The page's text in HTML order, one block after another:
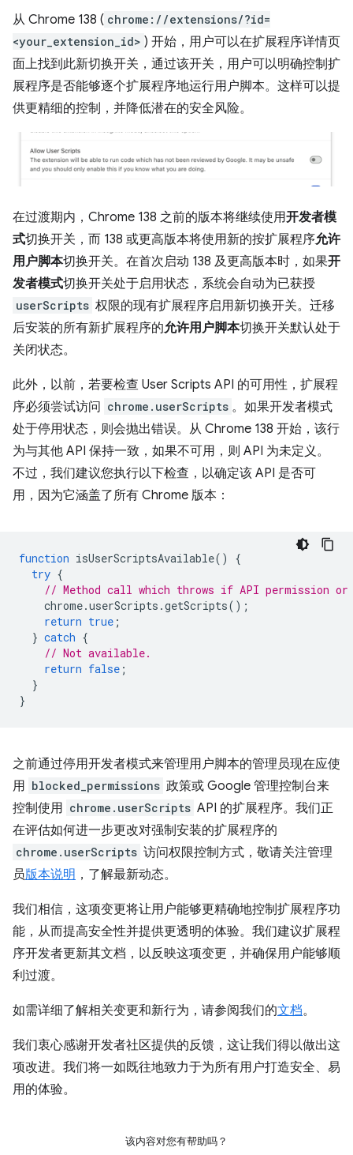
从 Chrome 138 ( chrome://extensions/?id=
<your_extension_id> ) 开始，用户可以在扩展程序详情页
面上找到此新切换开关，通过该开关，用户可以明确控制扩
展程序是否能够逐个扩展程序地运行用户脚本。这样可以提
供更精细的控制，并降低潜在的安全风险。
在过渡期内，Chrome 138 之前的版本将继续使用开发者模
式切换开关，而 138 或更高版本将使用新的按扩展程序允许
用户脚本切换开关。在首次启动 138 及更高版本时，如果开
发者模式切换开关处于启用状态，系统会自动为已获授
userScripts 权限的现有扩展程序启用新切换开关。迁移
后安装的所有新扩展程序的允许用户脚本切换开关默认处于
关闭状态。
此外，以前，若要检查 User Scripts API 的可用性，扩展程
序必须尝试访问 chrome.userScripts 。如果开发者模式
处于停用状态，则会抛出错误。从 Chrome 138 开始，该行
为与其他 API 保持一致，如果不可用，则 API 为未定义。
不过，我们建议您执行以下检查，以确定该 API 是否可
用，因为它涵盖了所有 Chrome 版本：
function isUserScriptsAvailable()
{
try {
// Method call which throws if API permission
chrome.userScripts .getScripts();
return true ;
} catch {
// Not available.
return false ;
}
}
之前通过停用开发者模式来管理用户脚本的管理员现在应使
用 blocked_permissions 政策或 Google 管理控制台来
控制使用 chrome.userScripts API 的扩展程序。我们正
在评估如何进一步更改对强制安装的扩展程序的
chrome.userScripts 访问权限控制方式，敬请关注管理
员版本说明 ，了解最新动态。
我们相信，这项变更将让用户能够更精确地控制扩展程序功
能，从而提高安全性并提供更透明的体验。我们建议扩展程
序开发者更新其文档，以反映这项变更，并确保用户能够顺
利过渡。
如需详细了解相关变更和新行为，请参阅我们的文档。
我们衷心感谢开发者社区提供的反馈，这让我们得以做出这
项改进。我们将一如既往地致力于为所有用户打造安全、易
用的体验。
该内容对您有帮助吗？